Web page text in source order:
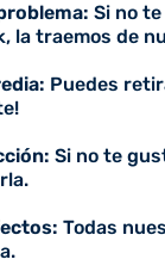
Si no
la traemos de
Puedes
Si no te
Todas